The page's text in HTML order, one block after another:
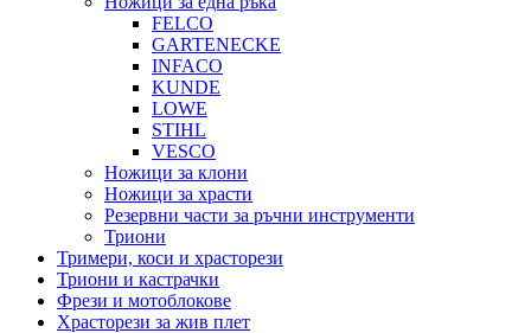
FELCO
GARTENECKE
INFACO
KUNDE
LOWE
STIHL
VESCO
Ножици за клони
Ножици за храсти
Резервни части за ръчни инструменти
Триони
Тримери, коси и храсторези
Триони и кастрачки
Фрези и мотоблокове
Храсторези за жив плет